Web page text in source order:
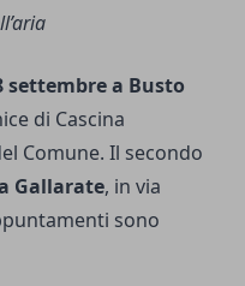
settembre a Busto
di Cascina
Comune. Il secondo
Gallarate, in via
sono